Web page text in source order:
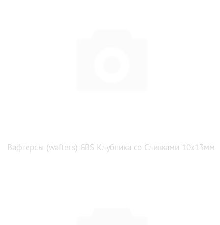
Вафтерсы (wafters) GBS Клубника со Сливками 10x13мм